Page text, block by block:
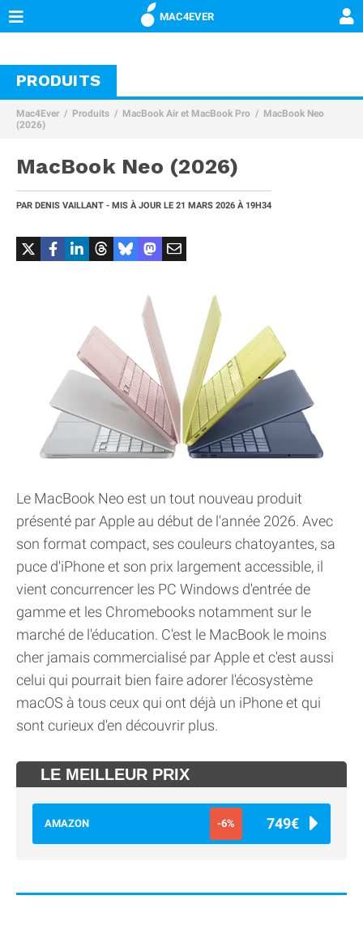
MAC4EVER
PRODUITS
Mac4Ever Produits MacBook Air et MacBook Pro
MacBook Neo
(2026)
MacBook Neo (2026)
PAR DENIS VAILLANT - MIS À JOUR LE 21 MARS 2026 À 19H34
Le MacBook Neo est un tout nouveau produit
présenté par Apple au début de l'année 2026. Avec
son format compact, ses couleurs chatoyantes, sa
puce d'iPhone et son prix largement accessible, il
vient concurrencer les PC Windows d'entrée de
gamme et les Chromebooks notamment sur le
marché de l'éducation. C'est le MacBook le moins
cher jamais commercialisé par Apple et c'est aussi
celui qui pourrait bien faire adorer l'écosystème
macOS à tous ceux qui ont déjà un iPhone et qui
sont curieux d'en découvrir plus.
LE MEILLEUR PRIX
AMAZON -6% 749€